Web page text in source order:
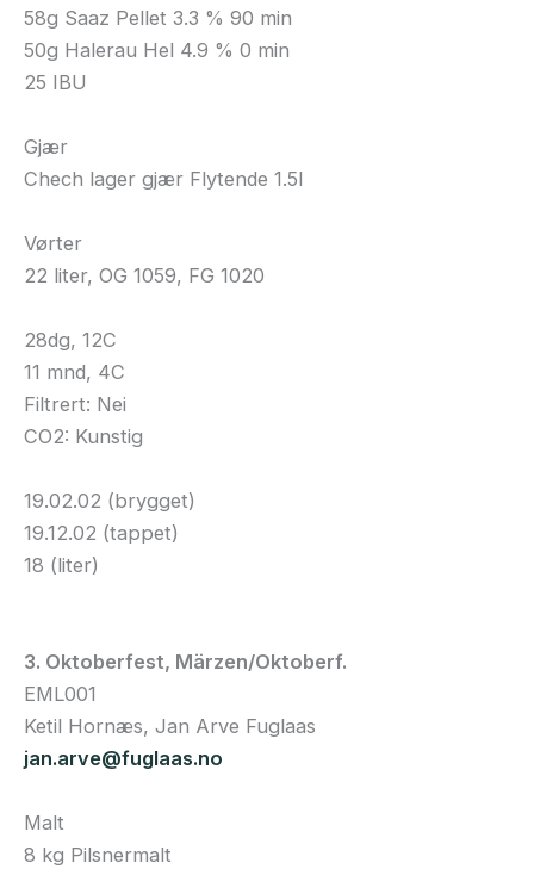
58g Saaz Pellet 3.3 % 90 min
50g Halerau Hel 4.9 % 0 min
25 IBU
Gjær
Chech lager gjær Flytende 1.5l
Vørter
22 liter, OG 1059, FG 1020
28dg, 12C
11 mnd, 4C
Filtrert: Nei
CO2: Kunstig
19.02.02 (brygget)
19.12.02 (tappet)
18 (liter)
3. Oktoberfest, Märzen/Oktoberf.
EML001
Ketil Hornæs, Jan Arve Fuglaas
jan.arve@fuglaas.no
Malt
8 kg Pilsnermalt